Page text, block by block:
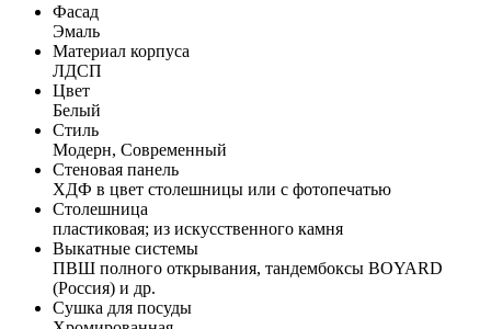
Фасад
Эмаль
Материал корпуса
ЛДСП
Цвет
Белый
Стиль
Модерн, Современный
Стеновая панель
ХДФ в цвет столешницы или с фотопечатью
Столешница
пластиковая; из искусственного камня
Выкатные системы
ПВШ полного открывания, тандембоксы BOYARD
(Россия) и др.
Сушка для посуды